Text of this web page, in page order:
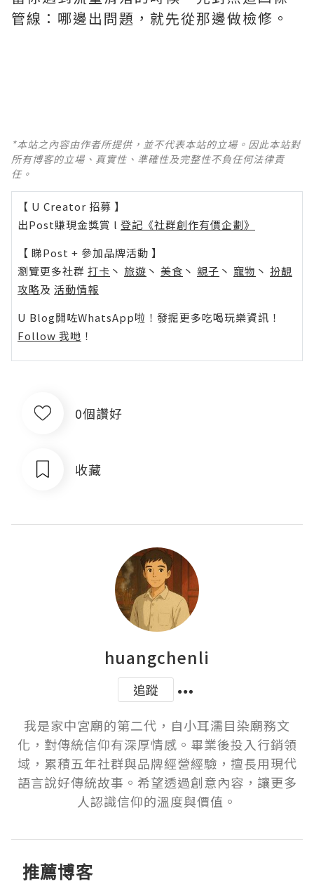
管線：哪邊出問題，就先從那邊做檢修。
*本站之內容由作者所提供，並不代表本站的立場。因此本站對
所有博客的立場、真實性、準確性及完整性不負任何法律責
任。
【 U Creator 招募 】
出Post賺現金獎賞 l 登記《社群創作有價企劃》
【 睇Post + 參加品牌活動 】
瀏覽更多社群 打卡 丶 旅遊 丶 美食 丶 親子 丶 寵物 丶 扮靚
攻略及 活動情報
U Blog開咗WhatsApp啦！發掘更多吃喝玩樂資訊！
Follow 我哋 ！
0個讚好
收藏
huangchenli
追蹤
我是家中宮廟的第二代，自小耳濡目染廟務文
化，對傳統信仰有深厚情感。畢業後投入行銷領
域，累積五年社群與品牌經營經驗，擅長用現代
語言說好傳統故事。希望透過創意內容，讓更多
人認識信仰的溫度與價值。
推薦博客